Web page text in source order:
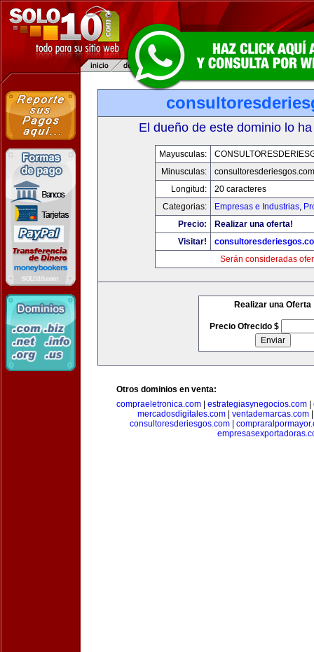
El dueño de este dominio lo
Mayusculas:
Minusculas:
consultoresderiesgos.com
Longitud:
20 caracteres
Categorias:
Empresas e Industrias,
Precio:
Realizar una oferta!
Visitar!
Serán consideradas
Realizar una Oferta
Precio Ofrecido $
Otros dominios en venta:
compraeletronica.com
estrategiasynegocios.com
mercadosdigitales.com| ventademarcas.com
consultoresderiesgos.com